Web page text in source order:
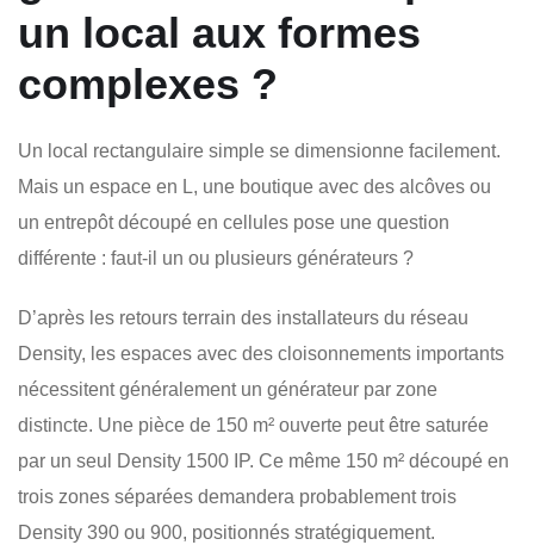
un local aux formes
complexes ?
Un local rectangulaire simple se dimensionne facilement.
Mais un espace en L, une boutique avec des alcôves ou
un entrepôt découpé en cellules pose une question
différente : faut-il un ou plusieurs générateurs ?
D’après les retours terrain des installateurs du réseau
Density, les espaces avec des cloisonnements importants
nécessitent généralement un générateur par zone
distincte. Une pièce de 150 m² ouverte peut être saturée
par un seul Density 1500 IP. Ce même 150 m² découpé en
trois zones séparées demandera probablement trois
Density 390 ou 900, positionnés stratégiquement.